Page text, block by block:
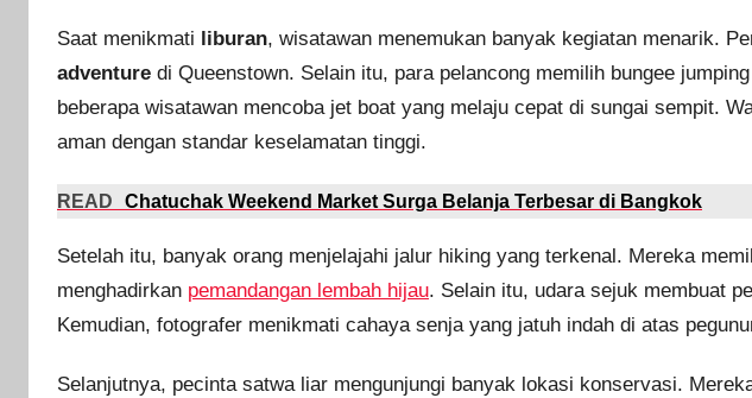
Saat menikmati liburan, wisatawan menemukan banyak kegiatan menarik.
adventure di Queenstown. Selain itu, para pelancong memilih bungee
beberapa wisatawan mencoba jet boat yang melaju cepat di sungai sempit.
aman dengan standar keselamatan tinggi.
READ Chatuchak Weekend Market Surga Belanja Terbesar di Bangkok
Setelah itu, banyak orang menjelajahi jalur hiking yang terkenal. Mereka
menghadirkan pemandangan lembah hijau. Selain itu, udara sejuk membuat
Kemudian, fotografer menikmati cahaya senja yang jatuh indah di atas
Selanjutnya, pecinta satwa liar mengunjungi banyak lokasi konservasi.